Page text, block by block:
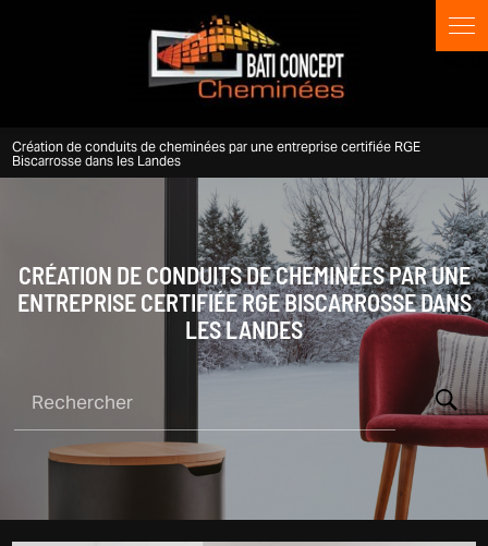
Création de conduits de cheminées par une entreprise certifiée RGE
Biscarrosse dans les Landes
CRÉATION DE CONDUITS DE CHEMINÉES PAR UNE
ENTREPRISE CERTIFIÉE RGE BISCARROSSE DANS
LES LANDES
Rechercher
Panneau de gestion des cookies